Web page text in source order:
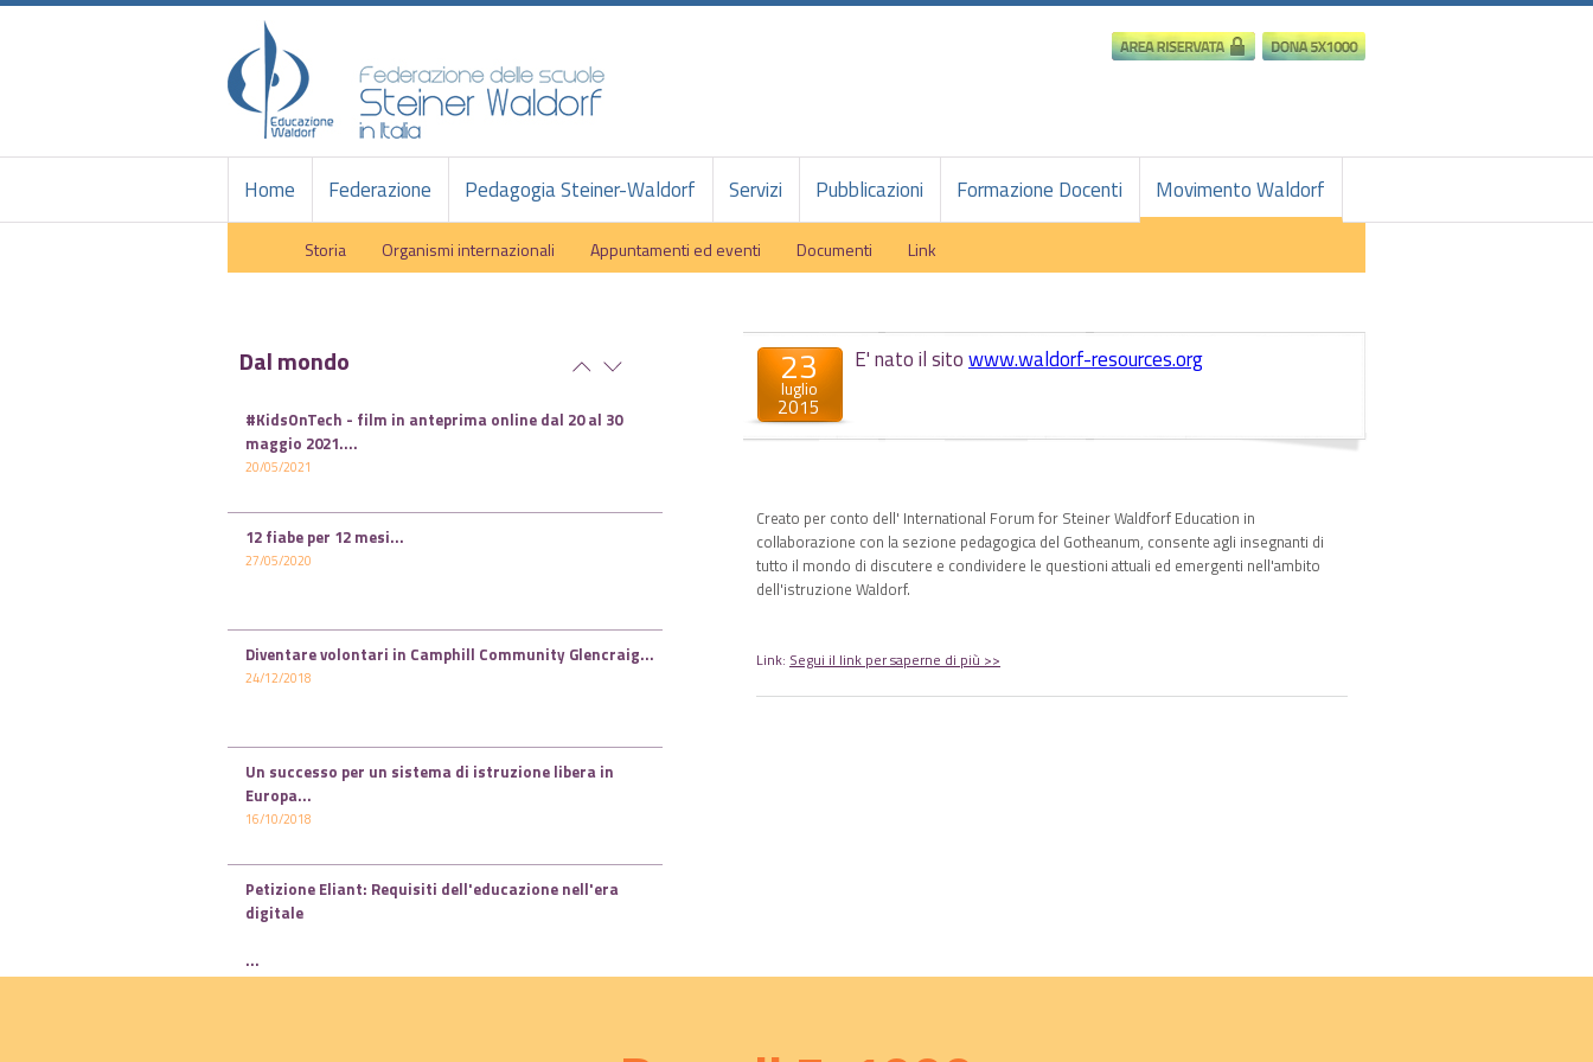
Home Federazione Pedagogia Steiner-Waldorf Servizi Pubblicazioni Formazione Docenti Movimento Waldorf
Storia Organismi internazionali Appuntamenti ed eventi Documenti Link
Dal mondo
#KidsOnTech - film in anteprima online dal 20 al 30
maggio 2021....
20/05/2021
12 fiabe per 12 mesi...
27/05/2020
Diventare volontari in Camphill Community Glencraig...
24/12/2018
Un successo per un sistema di istruzione libera in
Europa...
16/10/2018
Petizione Eliant: Requisiti dell'educazione nell'era
digitale
...
23
luglio
2015
E' nato il sitowww.waldorf-resources.org
Creato per conto dell' International Forum for Steiner Waldforf Education in
collaborazione con la sezione pedagogica del Gotheanum, consente agli insegnanti di
tutto il mondo di discutere e condividere le questioni attuali ed emergenti nell'ambito
dell'istruzione Waldorf.
Link: Segui il link per saperne di più >>